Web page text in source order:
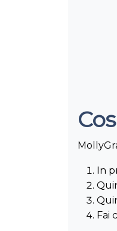
In
Fai